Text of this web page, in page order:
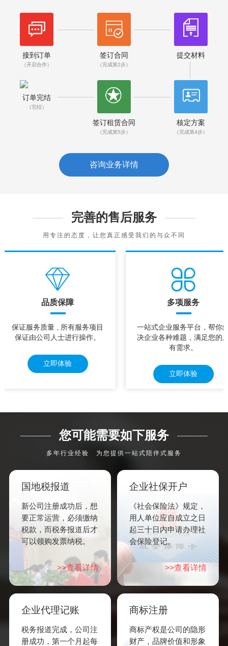
接到订单
（开启合作）
签订合同
（完成第2步）
提交材料
核定方案
（完成第4步）
签订租赁合同
（完成第5步）
订单完结
（完结）
咨询业务详情
完善的售后服务
用专注的态度，让您真正感受我们的与众不同
品质保障
保证服务质量 , 所有服务项目
保证由公司人士进行操作。
立即体验
多项服务
一站式企业服务平台，帮你
决企业各种难题，满足您的
有需求。
立即体验
您可能需要如下服务
多年行业经验 为您提供一站式陪伴式服务
国地税报道
新公司注册成功后，想
要正常运营，必须缴纳
税款，而税务报道后才
可以领购发票纳税。
>>查看详情
企业社保开户
《社会保险法》规定，
用人单位应自成立之日
起三十日内申请办理社
会保险登记。
>>查看详情
企业代理记账
税务报道完成，公司注
册成功，第一个月起每
商标注册
商标产权是公司的隐形
财产，品牌价值和形象